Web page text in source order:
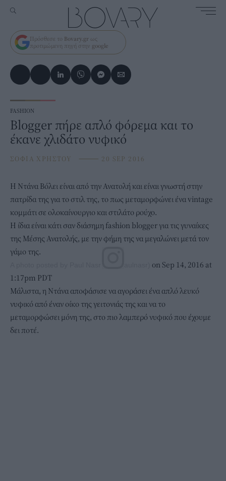
Πρόσθεσε το Bovary.gr ως
προτιμώμενη πηγή στην google
FASHION
Βlogger πήρε απλό φόρεμα και το
έκανε χλιδάτο νυφικό
ΣΟΦΙΑ ΧΡΗΣΤΟΥ ⸻ 20 SEP 2016
H Ντάνα Βόλει είναι από την Ανατολή και είναι γνωστή στην
πατρίδα της για το στιλ της, το πως μεταμορφώνει ένα vintage
κομμάτι σε ολοκαίνουργιο και στιλάτο ρούχο.
Η ίδια είναι κάτι σαν διάσημη fashion blogger για τις γυναίκες
της Μέσης Ανατολής, με την φήμη της να μεγαλώνει μετά τον
γάμο της.
on Sep 14, 2016 at
1:17pm PDT
Μάλιστα, η Ντάνα αποφάσισε να αγοράσει ένα απλό λευκό
νυφικό από έναν οίκο της γειτονιάς της και να το
μεταμορφώσει μόνη της, στο πιο λαμπερό νυφικό που έχουμε
δει ποτέ.